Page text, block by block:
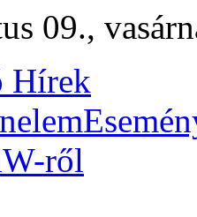
09.,
Hírek
ről